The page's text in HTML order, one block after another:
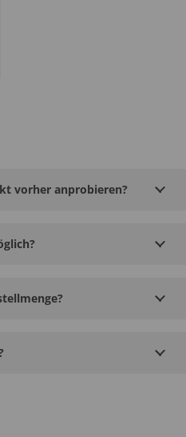
vorher anprobieren?